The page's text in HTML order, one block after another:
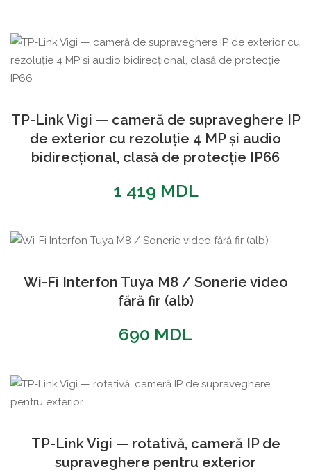
TP-Link Vigi — cameră de supraveghere IP
de exterior cu rezoluție 4 MP și audio
bidirecțional, clasă de protecție IP66
1 419 MDL
Wi-Fi Interfon Tuya M8 / Sonerie video
fără fir (alb)
690 MDL
TP-Link Vigi — rotativă, cameră IP de
supraveghere pentru exterior